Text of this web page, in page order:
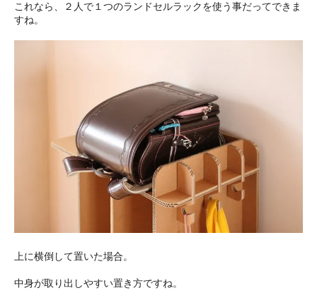
これなら、２人で１つのランドセルラックを使う事だってできま
すね。
上に横倒して置いた場合。
中身が取り出しやすい置き方ですね。